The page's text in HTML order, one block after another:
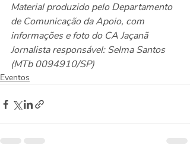
Material produzido pelo Departamento
de Comunicação da Apoio, com
informações e foto do CA Jaçanã
Jornalista responsável: Selma Santos
(MTb 0094910/SP)
Eventos